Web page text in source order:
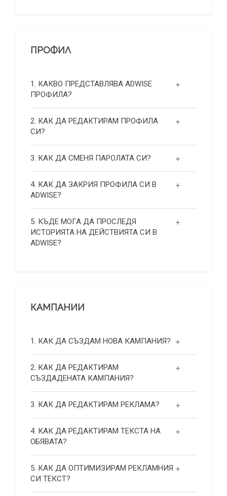
ПРОФИЛ
1. КАКВО ПРЕДСТАВЛЯВА ADWISE
ПРОФИЛА?
2. КАК ДА РЕДАКТИРАМ ПРОФИЛА
СИ?
3. КАК ДА СМЕНЯ ПАРОЛАТА СИ?
4. КАК ДА ЗАКРИЯ ПРОФИЛА СИ В
ADWISE?
5. КЪДЕ МОГА ДА ПРОСЛЕДЯ
ИСТОРИЯТА НА ДЕЙСТВИЯТА СИ В
ADWISE?
КАМПАНИИ
1. КАК ДА СЪЗДАМ НОВА КАМПАНИЯ?
2. КАК ДА РЕДАКТИРАМ
СЪЗДАДЕНАТА КАМПАНИЯ?
3. КАК ДА РЕДАКТИРАМ РЕКЛАМА?
4. КАК ДА РЕДАКТИРАМ ТЕКСТА НА
ОБЯВАТА?
5. КАК ДА ОПТИМИЗИРАМ РЕКЛАМНИЯ
СИ ТЕКСТ?